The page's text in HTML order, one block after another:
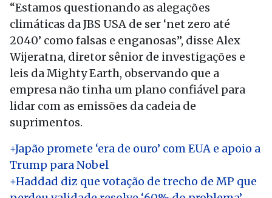
“Estamos questionando as alegações
climáticas da JBS USA de ser ‘net zero até
2040’ como falsas e enganosas”, disse Alex
Wijeratna, diretor sênior de investigações e
leis da Mighty Earth, observando que a
empresa não tinha um plano confiável para
lidar com as emissões da cadeia de
suprimentos.
+Japão promete ‘era de ouro’ com EUA e apoio a
Trump para Nobel
+Haddad diz que votação de trecho de MP que